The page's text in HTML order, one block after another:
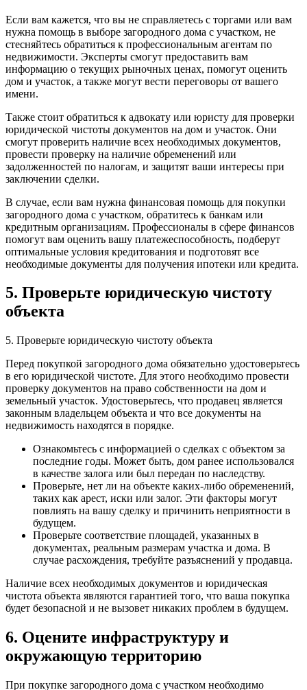
Если вам кажется, что вы не справляетесь с торгами или вам
нужна помощь в выборе загородного дома с участком, не
стесняйтесь обратиться к профессиональным агентам по
недвижимости. Эксперты смогут предоставить вам
информацию о текущих рыночных ценах, помогут оценить
дом и участок, а также могут вести переговоры от вашего
имени.
Также стоит обратиться к адвокату или юристу для проверки
юридической чистоты документов на дом и участок. Они
смогут проверить наличие всех необходимых документов,
провести проверку на наличие обременений или
задолженностей по налогам, и защитят ваши интересы при
заключении сделки.
В случае, если вам нужна финансовая помощь для покупки
загородного дома с участком, обратитесь к банкам или
кредитным организациям. Профессионалы в сфере финансов
помогут вам оценить вашу платежеспособность, подберут
оптимальные условия кредитования и подготовят все
необходимые документы для получения ипотеки или кредита.
5. Проверьте юридическую чистоту
объекта
5. Проверьте юридическую чистоту объекта
Перед покупкой загородного дома обязательно удостоверьтесь
в его юридической чистоте. Для этого необходимо провести
проверку документов на право собственности на дом и
земельный участок. Удостоверьтесь, что продавец является
законным владельцем объекта и что все документы на
недвижимость находятся в порядке.
Ознакомьтесь с информацией о сделках с объектом за
последние годы. Может быть, дом ранее использовался
в качестве залога или был передан по наследству.
Проверьте, нет ли на объекте каких-либо обременений,
таких как арест, иски или залог. Эти факторы могут
повлиять на вашу сделку и причинить неприятности в
будущем.
Проверьте соответствие площадей, указанных в
документах, реальным размерам участка и дома. В
случае расхождения, требуйте разъяснений у продавца.
Наличие всех необходимых документов и юридическая
чистота объекта являются гарантией того, что ваша покупка
будет безопасной и не вызовет никаких проблем в будущем.
6. Оцените инфраструктуру и
окружающую территорию
При покупке загородного дома с участком необходимо